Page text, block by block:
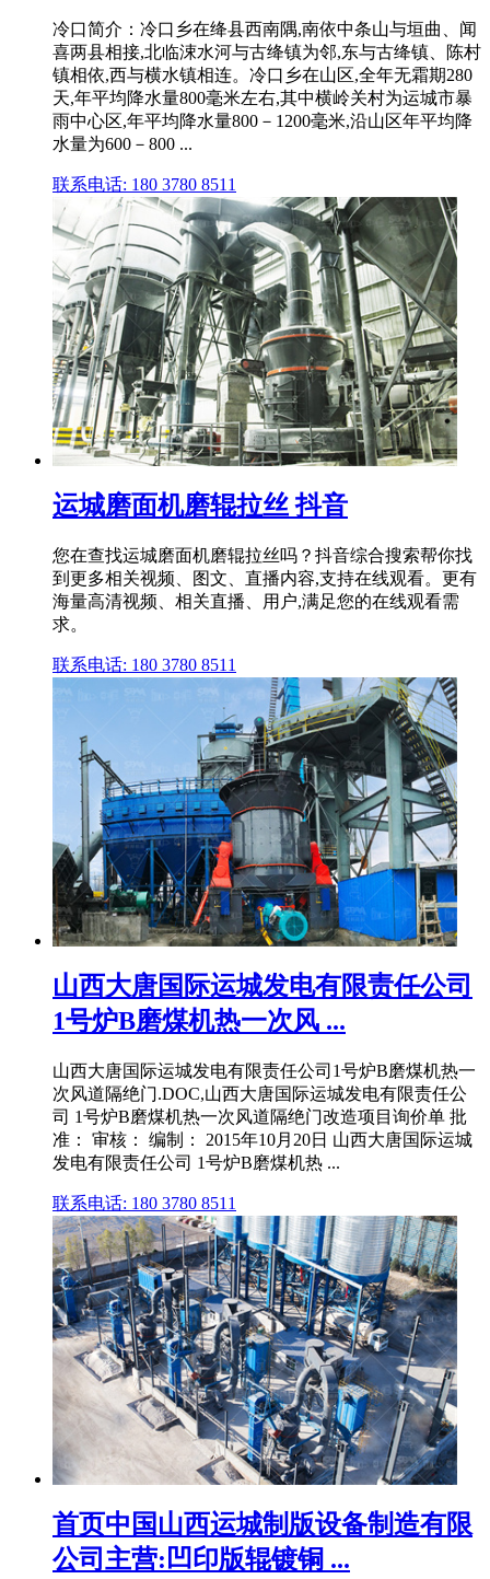
冷口简介：冷口乡在绛县西南隅,南依中条山与垣曲、闻
喜两县相接,北临涑水河与古绛镇为邻,东与古绛镇、陈村
镇相依,西与横水镇相连。冷口乡在山区,全年无霜期280
天,年平均降水量800毫米左右,其中横岭关村为运城市暴
雨中心区,年平均降水量800－1200毫米,沿山区年平均降
水量为600－800 ...
联系电话: 180 3780 8511
运城磨面机磨辊拉丝 抖音
您在查找运城磨面机磨辊拉丝吗？抖音综合搜索帮你找
到更多相关视频、图文、直播内容,支持在线观看。更有
海量高清视频、相关直播、用户,满足您的在线观看需
求。
联系电话: 180 3780 8511
山西大唐国际运城发电有限责任公司
1号炉B磨煤机热一次风 ...
山西大唐国际运城发电有限责任公司1号炉B磨煤机热一
次风道隔绝门.DOC,山西大唐国际运城发电有限责任公
司 1号炉B磨煤机热一次风道隔绝门改造项目询价单 批
准： 审核： 编制： 2015年10月20日 山西大唐国际运城
发电有限责任公司 1号炉B磨煤机热 ...
联系电话: 180 3780 8511
首页中国山西运城制版设备制造有限
公司主营:凹印版辊镀铜 ...